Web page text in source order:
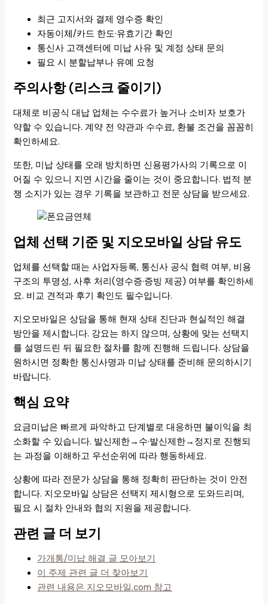
최근 고지서와 결제 영수증 확인
자동이체/카드 한도·유효기간 확인
통신사 고객센터에 미납 사유 및 계정 상태 문의
필요 시 분할납부나 유예 요청
주의사항 (리스크 줄이기)
대체로 비공식 대납 업체는 수수료가 높거나 소비자 보호가
약할 수 있습니다. 계약 전 약관과 수수료, 환불 조건을 꼼꼼히
확인하세요.
또한, 미납 상태를 오래 방치하면 신용평가사의 기록으로 이
어질 수 있으니 지연 시간을 줄이는 것이 중요합니다. 법적 분
쟁 소지가 있는 경우 기록을 보관하고 전문 상담을 받으세요.
업체 선택 기준 및 지오모바일 상담 유도
업체를 선택할 때는 사업자등록, 통신사 공식 협력 여부, 비용
구조의 투명성, 사후 처리(영수증·증빙 제공) 여부를 확인하세
요. 비교 견적과 후기 확인도 필수입니다.
지오모바일은 상담을 통해 현재 상태 진단과 현실적인 해결
방안을 제시합니다. 강요는 하지 않으며, 상황에 맞는 선택지
를 설명드린 뒤 필요한 절차를 함께 진행해 드립니다. 상담을
원하시면 정확한 통신사명과 미납 상태를 준비해 문의하시기
바랍니다.
핵심 요약
요금미납은 빠르게 파악하고 단계별로 대응하면 불이익을 최
소화할 수 있습니다. 발신제한→수·발신제한→정지로 진행되
는 과정을 이해하고 우선순위에 따라 행동하세요.
상황에 따라 전문가 상담을 통해 정확히 판단하는 것이 안전
합니다. 지오모바일 상담은 선택지 제시형으로 도와드리며,
필요 시 절차 안내와 협의 지원을 제공합니다.
관련 글 더 보기
가개통/미납 해결 글 모아보기
이 주제 관련 글 더 찾아보기
관련 내용은 지오모바일.com 참고